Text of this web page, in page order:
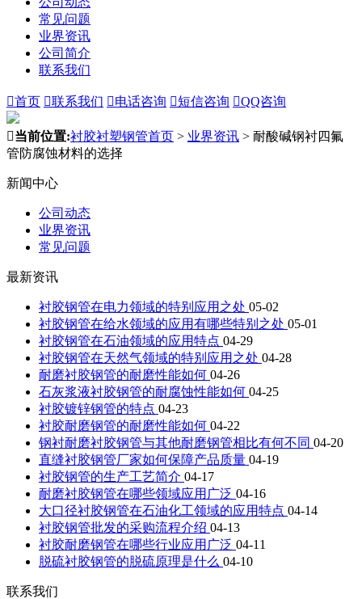
常见问题
业界资讯
公司简介
联系我们
首页 联系我们 电话咨询 短信咨询 QQ咨询
当前位置:衬胶衬塑钢管首页 > 业界资讯 > 耐酸碱钢衬四氟
管防腐蚀材料的选择
新闻中心
公司动态
业界资讯
常见问题
最新资讯
衬胶钢管在电力领域的特别应用之处 05-02
衬胶钢管在给水领域的应用有哪些特别之处 05-01
衬胶钢管在石油领域的应用特点 04-29
衬胶钢管在天然气领域的特别应用之处 04-28
耐磨衬胶钢管的耐磨性能如何 04-26
石灰浆液衬胶钢管的耐腐蚀性能如何 04-25
衬胶镀锌钢管的特点 04-23
衬胶耐磨钢管的耐磨性能如何 04-22
钢衬耐磨衬胶钢管与其他耐磨钢管相比有何不同 04-20
直缝衬胶钢管厂家如何保障产品质量 04-19
衬胶钢管的生产工艺简介 04-17
耐磨衬胶钢管在哪些领域应用广泛 04-16
大口径衬胶钢管在石油化工领域的应用特点 04-14
衬胶钢管批发的采购流程介绍 04-13
衬胶耐磨钢管在哪些行业应用广泛 04-11
脱硫衬胶钢管的脱硫原理是什么 04-10
联系我们